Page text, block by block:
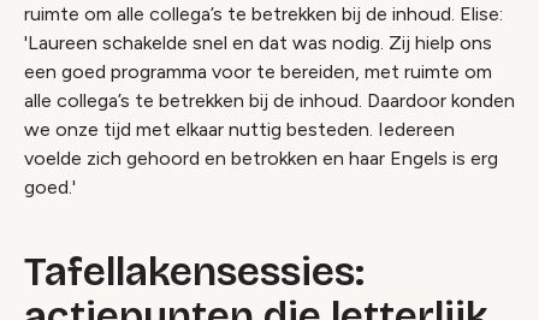
ruimte om alle collega’s te betrekken bij de inhoud. Elise:
'Laureen schakelde snel en dat was nodig. Zij hielp ons
een goed programma voor te bereiden, met ruimte om
alle collega’s te betrekken bij de inhoud. Daardoor konden
we onze tijd met elkaar nuttig besteden. Iedereen
voelde zich gehoord en betrokken en haar Engels is erg
goed.'
Tafellakensessies: